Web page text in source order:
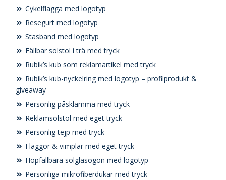
Cykelflagga med logotyp
Resegurt med logotyp
Stasband med logotyp
Fällbar solstol i trä med tryck
Rubik’s kub som reklamartikel med tryck
Rubik’s kub-nyckelring med logotyp – profilprodukt &
giveaway
Personlig påsklämma med tryck
Reklamsolstol med eget tryck
Personlig tejp med tryck
Flaggor & vimplar med eget tryck
Hopfällbara solglasögon med logotyp
Personliga mikrofiberdukar med tryck